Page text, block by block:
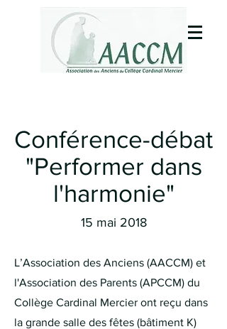
Conférence-débat
"Performer dans
l'harmonie"
15 mai 2018
L’Association des Anciens (AACCM) et
l'Association des Parents (APCCM) du
Collège Cardinal Mercier ont reçu dans
la grande salle des fêtes (bâtiment K)